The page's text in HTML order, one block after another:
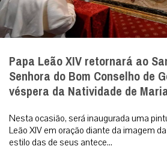
Papa Leão XIV retornará ao
Senhora do Bom Conselho de
véspera da Natividade de
Nesta ocasião, será inaugurada uma
Leão XIV em oração diante da imagem
estilo das de seus antece...